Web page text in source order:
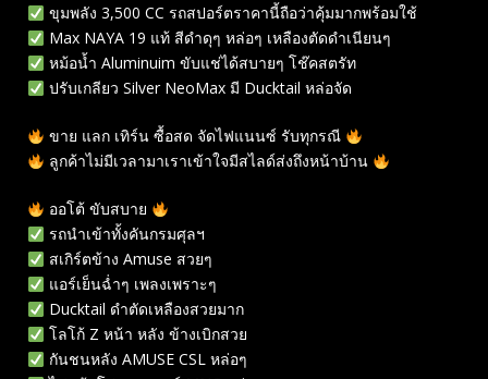
ขุมพลัง 3,500 CC รถสปอร์ตราคานี้ถือว่าคุ้มมากพร้อมใช้
Max NAYA 19 แท้ สีดำดุๆ หล่อๆ เหลืองตัดดำเนียนๆ
หม้อน้ำ Aluminuim ขับแช่ได้สบายๆ โช๊คสตรัท
ปรับเกลียว Silver NeoMax มี Ducktail หล่อจัด
ขาย แลก เทิร์น ซื้อสด จัดไฟแนนซ์ รับทุกรณี
ลูกค้าไม่มีเวลามาเราเข้าใจมีสไลด์ส่งถึงหน้าบ้าน
ออโต้ ขับสบาย
รถนำเข้าทั้งคันกรมศุลฯ
สเกิร์ต​ข้าง​ Amuse สวยๆ
แอร์เย็นฉ่ำๆ เพลงเพราะๆ
Ducktail ดำตัดเหลืองสวยมาก
โลโก้ Z หน้า หลัง ข้างเบิกสวย
กันชนหลัง AMUSE CSL หล่อๆ